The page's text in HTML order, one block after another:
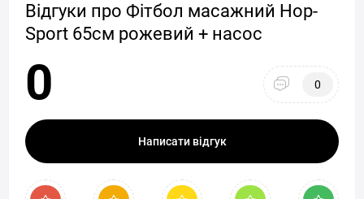
Відгуки про Фітбол масажний Hop-
Sport 65см рожевий + насос
0 0
Написати відгук